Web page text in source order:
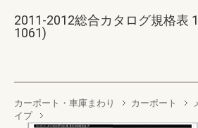
2011-2012総合カタログ規格表
1061)
カーポート・車庫まわり カーポート
イプ